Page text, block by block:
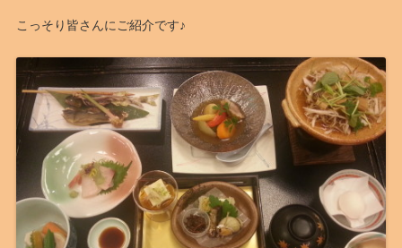
こっそり皆さんにご紹介です♪